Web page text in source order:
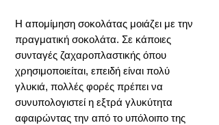
Η απομίμηση σοκολάτας μοιάζει με την
πραγματική σοκολάτα. Σε κάποιες
συνταγές ζαχαροπλαστικής όπου
χρησιμοποιείται, επειδή είναι πολύ
γλυκιά, πολλές φορές πρέπει να
συνυπολογιστεί η εξτρά γλυκύτητα
αφαιρώντας την από το υπόλοιπο της